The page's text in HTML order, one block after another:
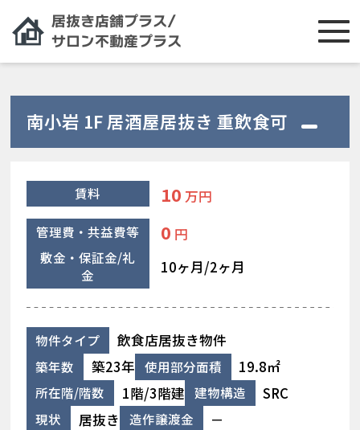
南小岩 1F 居酒屋居抜き 重飲食可
賃料 10 万円
管理費・共益費等 0 円
敷金・保証金/礼
金
10ヶ月/2ヶ月
物件タイプ 飲食店居抜き物件
築年数 築23年 使用部分面積 19.8㎡
所在階/階数 1階/3階建 建物構造 SRC
現状 居抜き 造作譲渡金 －